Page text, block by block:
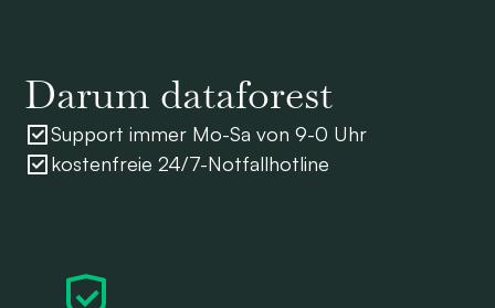
Darum dataforest
Support immer Mo-Sa von 9-0 Uhr
kostenfreie 24/7-Notfallhotline